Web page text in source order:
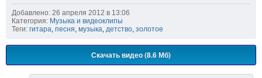
Добавлено: 26 апреля 2012 в 13:06
Категория: Музыка и видеоклипы
Теги: гитара, песня, музыка, детство, золотое
Скачать видео (8.6 Мб)